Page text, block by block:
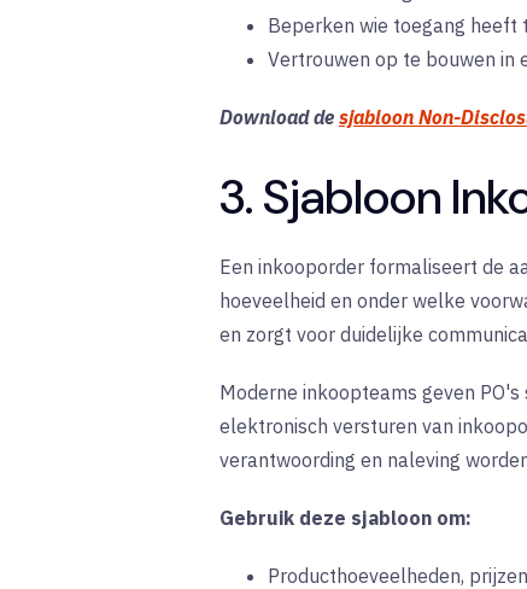
Beperken wie toegang
Vertrouwen op te bouwen in
Download de sjabloon Non-
3. Sjabloon
Een inkooporder formaliseert de
hoeveelheid en onder welke
en zorgt voor duidelijke
Moderne inkoopteams geven
elektronisch versturen van
verantwoording en naleving
Gebruik deze sjabloon om:
Producthoeveelheden,